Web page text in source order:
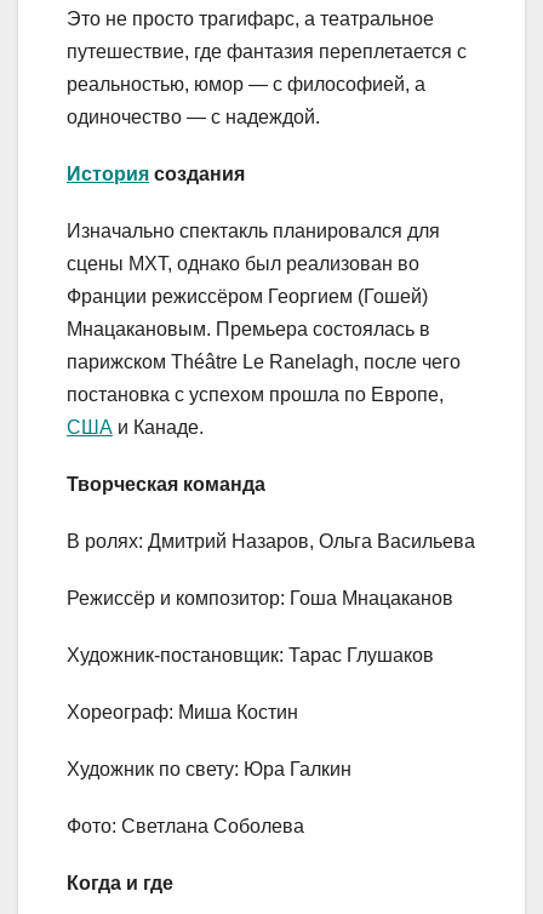
Это не просто трагифарс, а театральное
путешествие, где фантазия переплетается с
реальностью, юмор — с философией, а
одиночество — с надеждой.
История создания
Изначально спектакль планировался для
сцены МХТ, однако был реализован во
Франции режиссёром Георгием (Гошей)
Мнацакановым. Премьера состоялась в
парижском Théâtre Le Ranelagh, после чего
постановка с успехом прошла по Европе,
США и Канаде.
Творческая команда
В ролях: Дмитрий Назаров, Ольга Васильева
Режиссёр и композитор: Гоша Мнацаканов
Художник-постановщик: Тарас Глушаков
Хореограф: Миша Костин
Художник по свету: Юра Галкин
Фото: Светлана Соболева
Когда и где